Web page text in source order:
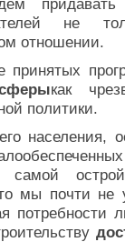
придавать
не
отношении.
принятых
как
политики.
населения,
самой
мы почти не
потребности